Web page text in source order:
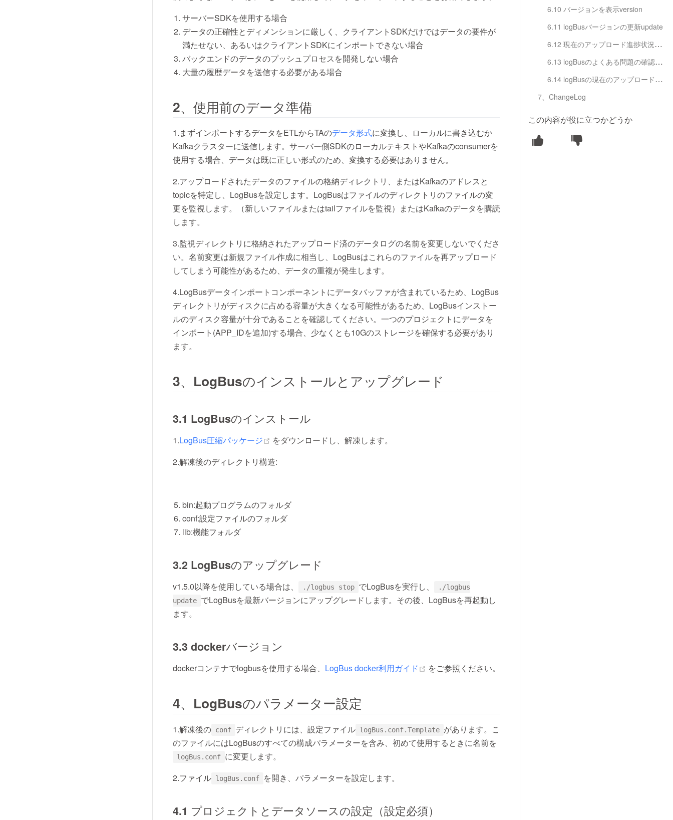
6.10 バージョンを表示version
6.11 logBusバージョンの更新update
6.12 現在のアップロード進捗状況の確認progress
6.13 logBusのよくある問題の確認doctor
6.14 logBusの現在のアップロード速度と状態の確認status
7、ChangeLog
この内容が役に立つかどうか
サーバーSDKを使用する場合
データの正確性とディメンションに厳しく、クライアントSDKだけではデータの要件が
満たせない、あるいはクライアントSDKにインポートできない場合
バックエンドのデータのプッシュプロセスを開発しない場合
大量の履歴データを送信する必要がある場合
2、使用前のデータ準備
1.まずインポートするデータをETLからTAのデータ形式に変換し、ローカルに書き込むか
Kafkaクラスターに送信します。サーバー側SDKのローカルテキストやKafkaのconsumerを
使用する場合、データは既に正しい形式のため、変換する必要はありません。
2.アップロードされたデータのファイルの格納ディレクトリ、またはKafkaのアドレスと
topicを特定し、LogBusを設定します。LogBusはファイルのディレクトリのファイルの変
更を監視します。（新しいファイルまたはtailファイルを監視）またはKafkaのデータを購読
します。
3.監視ディレクトリに格納されたアップロード済のデータログの名前を変更しないでくださ
い。名前変更は新規ファイル作成に相当し、LogBusはこれらのファイルを再アップロード
してしまう可能性があるため、データの重複が発生します。
4.LogBusデータインポートコンポーネントにデータバッファが含まれているため、LogBus
ディレクトリがディスクに占める容量が大きくなる可能性があるため、LogBusインストー
ルのディスク容量が十分であることを確認してください。一つのプロジェクトにデータを
インポート(APP_IDを追加)する場合、少なくとも10Gのストレージを確保する必要があり
ます。
3、LogBusのインストールとアップグレード
3.1 LogBusのインストール
1.LogBus圧縮パッケージ (opens new window)
をダウンロードし、解凍します。
2.解凍後のディレクトリ構造:
bin:起動プログラムのフォルダ
conf:設定ファイルのフォルダ
lib:機能フォルダ
3.2 LogBusのアップグレード
v1.5.0以降を使用している場合は、 ./logbus stop でLogBusを実行し、
./logbus
update でLogBusを最新バージョンにアップグレードします。その後、LogBusを再起動し
ます。
3.3 dockerバージョン
dockerコンテナでlogbusを使用する場合、 LogBus docker利用ガイド (opens new window)
をご参照ください。
4、LogBusのパラメーター設定
1.解凍後の conf ディレクトリには、設定ファイル logBus.conf.Template があります。こ
のファイルにはLogBusのすべての構成パラメーターを含み、初めて使用するときに名前を
logBus.conf に変更します。
2.ファイル logBus.conf を開き、パラメーターを設定します。
4.1 プロジェクトとデータソースの設定（設定必須）